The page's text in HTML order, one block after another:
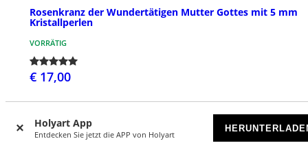
Holyart App
Entdecken Sie jetzt die APP von Holyart
Rosenkranz der Wundertätigen Mutter Gottes mit 5 mm
Kristallperlen
VORRÄTIG
€ 17,00